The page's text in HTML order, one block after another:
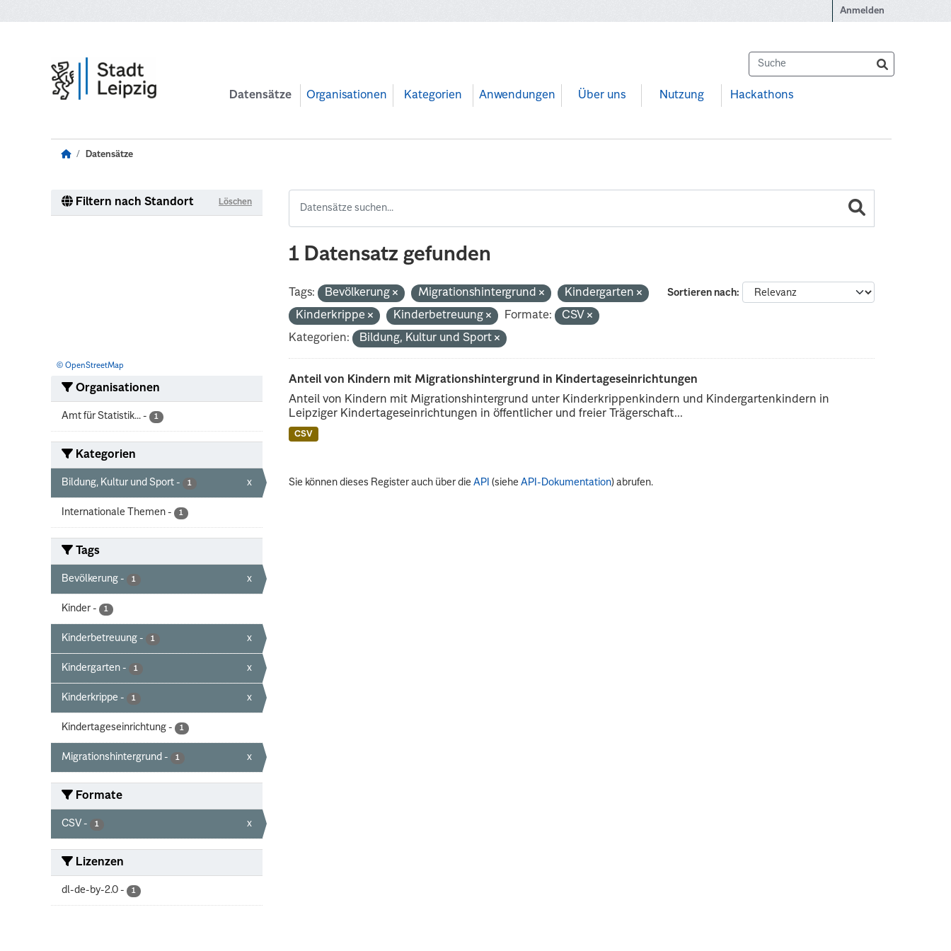
Anmelden
Datensätze Organisationen Kategorien Anwendungen Über uns Nutzung Hackathons
Datensätze
Filtern nach Standort Löschen
© OpenStreetMap
Organisationen
Amt für Statistik... - 1
Kategorien
Bildung, Kultur und Sport - 1 x
Internationale Themen - 1
Tags
Bevölkerung - 1 x
Kinder - 1
Kinderbetreuung - 1 x
Kindergarten - 1 x
Kinderkrippe - 1 x
Kindertageseinrichtung - 1
Migrationshintergrund - 1 x
Formate
CSV - 1 x
Lizenzen
dl-de-by-2.0 - 1
1 Datensatz gefunden
Sortieren nach
Tags: Bevölkerung Migrationshintergrund
Kindergarten
Kinderkrippe
Kinderbetreuung Formate:
CSV
Kategorien:
Bildung, Kultur und Sport
Anteil von Kindern mit Migrationshintergrund in Kindertageseinrichtungen
Anteil von Kindern mit Migrationshintergrund unter Kinderkrippenkindern und Kindergartenkindern in
Leipziger Kindertageseinrichtungen in öffentlicher und freier Trägerschaft...
CSV
Sie können dieses Register auch über dieAPI (sieheAPI-Dokumentation) abrufen.